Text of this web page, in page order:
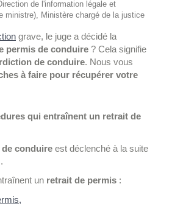
de l'information légale et
ministre), Ministère chargé de la justice
grave, le juge a décidé la
permis de conduire ? Cela signifie
de conduire. Nous vous
à faire pour récupérer votre
qui entraînent un retrait de
conduire est déclenché à la suite
un retrait de permis :
,